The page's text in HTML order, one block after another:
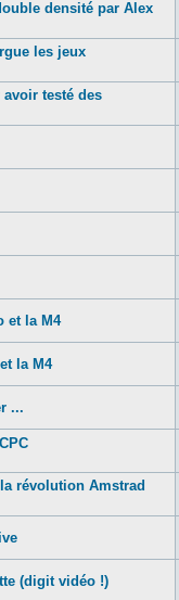
densité par Alex
les jeux
testé des
et la M4
la M4
...
révolution Amstrad
(digit vidéo !)